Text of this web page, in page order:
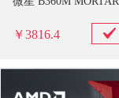
￥3816.4